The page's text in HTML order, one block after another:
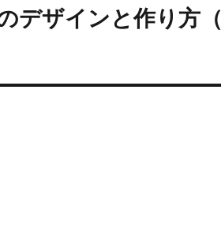
デザインと作り方